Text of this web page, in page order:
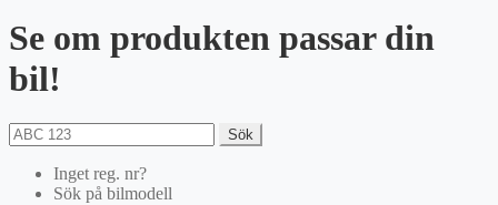
Se om produkten passar din
bil!
Sök
Inget reg. nr?
Sök på bilmodell